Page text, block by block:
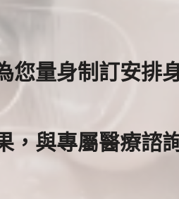
您量身制訂安排
，與專屬醫療諮